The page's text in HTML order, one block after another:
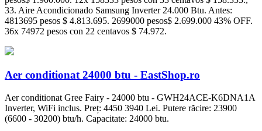
33. Aire Acondicionado Samsung Inverter 24.000 Btu. Antes:
4813695 pesos $ 4.813.695. 2699000 pesos$ 2.699.000 43% OFF.
36x 74972 pesos con 22 centavos $ 74.972.
Aer conditionat 24000 btu - EastShop.ro
Aer conditionat Gree Fairy - 24000 btu - GWH24ACE-K6DNA1A
Inverter, WiFi inclus. Preț: 4450 3940 Lei. Putere răcire: 23900
(6600 - 30200) btu/h. Capacitate: 24000 btu.